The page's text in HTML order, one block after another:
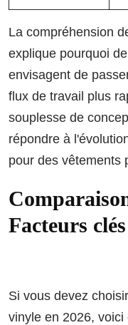
La compréhension
explique pourquoi
envisagent de
flux de travail plus
souplesse de
répondre à
pour des vêtements
Facteurs
Si vous devez
vinyle en 2026,